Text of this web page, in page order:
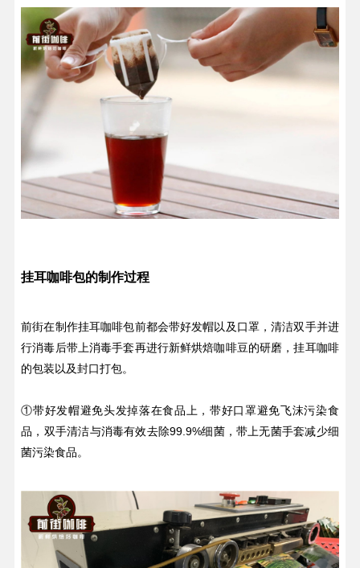
挂耳咖啡包的制作过程
前街在制作挂耳咖啡包前都会带好发帽以及口罩，清洁双手并进
行消毒后带上消毒手套再进行新鲜烘焙咖啡豆的研磨，挂耳咖啡
的包装以及封口打包。
①带好发帽避免头发掉落在食品上，带好口罩避免飞沫污染食
品，双手清洁与消毒有效去除99.9%细菌，带上无菌手套减少细
菌污染食品。